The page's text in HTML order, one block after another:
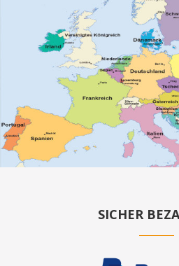
SICHER